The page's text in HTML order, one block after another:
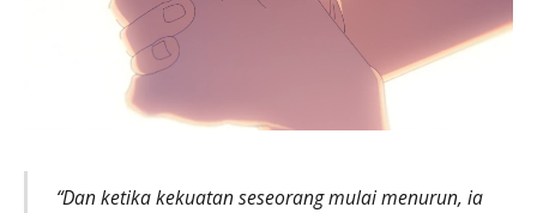
“Dan ketika kekuatan seseorang mulai menurun, ia